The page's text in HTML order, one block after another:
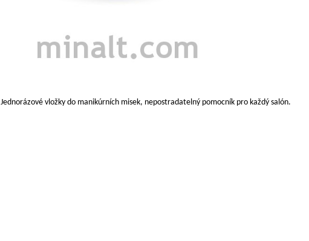
Jednorázové vložky do manikúrních misek, nepostradatelný pomocník pro každý salón.